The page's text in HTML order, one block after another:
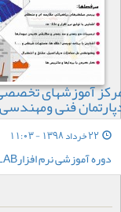
آموزشهای
فنی
دوره آموزشی نرم افزارMATLAB